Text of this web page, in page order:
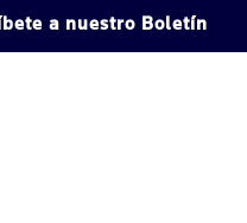
a nuestro Boletín